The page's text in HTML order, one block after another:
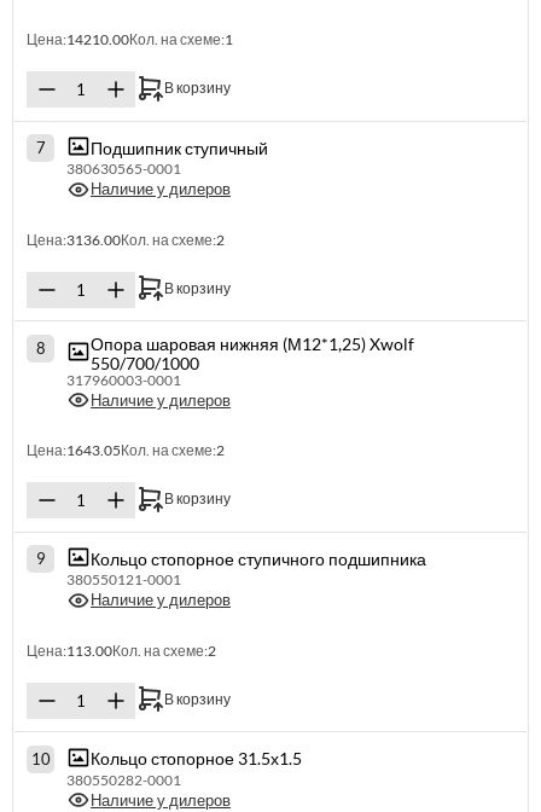
Цена:14210.00Кол. на схеме:1
В корзину
7 Подшипник ступичный
380630565-0001
Наличие у дилеров
Цена:3136.00Кол. на схеме:2
В корзину
8
Опора шаровая нижняя (М12*1,25) Xwolf
550/700/1000
317960003-0001
Наличие у дилеров
Цена:1643.05Кол. на схеме:2
В корзину
9 Кольцо стопорное ступичного подшипника
380550121-0001
Наличие у дилеров
Цена:113.00Кол. на схеме:2
В корзину
10 Кольцо стопорное 31.5х1.5
380550282-0001
Наличие у дилеров